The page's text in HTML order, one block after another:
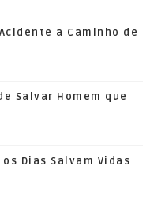
a Caminho de
Salvar Homem que
os Dias Salvam Vidas